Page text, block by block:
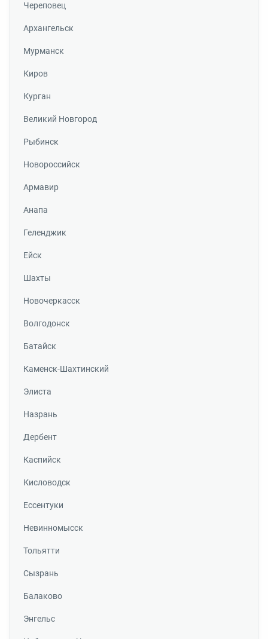
Череповец
Архангельск
Мурманск
Киров
Курган
Великий Новгород
Рыбинск
Новороссийск
Армавир
Анапа
Геленджик
Ейск
Шахты
Новочеркасск
Волгодонск
Батайск
Каменск-Шахтинский
Элиста
Назрань
Дербент
Каспийск
Кисловодск
Ессентуки
Невинномысск
Тольятти
Сызрань
Балаково
Энгельс